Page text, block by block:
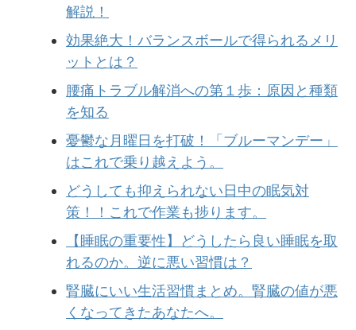
解説！
効果絶大！バランスボールで得られるメリ
ットとは？
腰痛トラブル解消への第１歩：原因と種類
を知る
憂鬱な月曜日を打破！「ブルーマンデー」
はこれで乗り越えよう。
どうしても抑えられない日中の眠気対
策！！これで作業も捗ります。
【睡眠の重要性】どうしたら良い睡眠を取
れるのか。逆に悪い習慣は？
腎臓にいい生活習慣まとめ。腎臓の値が悪
くなってきたあなたへ。